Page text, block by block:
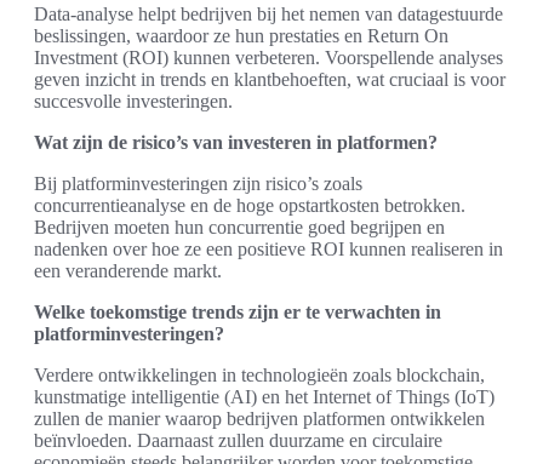
Data-analyse helpt bedrijven bij het nemen van datagestuurde
beslissingen, waardoor ze hun prestaties en Return On
Investment (ROI) kunnen verbeteren. Voorspellende analyses
geven inzicht in trends en klantbehoeften, wat cruciaal is voor
succesvolle investeringen.
Wat zijn de risico’s van investeren in platformen?
Bij platforminvesteringen zijn risico’s zoals
concurrentieanalyse en de hoge opstartkosten betrokken.
Bedrijven moeten hun concurrentie goed begrijpen en
nadenken over hoe ze een positieve ROI kunnen realiseren in
een veranderende markt.
Welke toekomstige trends zijn er te verwachten in
platforminvesteringen?
Verdere ontwikkelingen in technologieën zoals blockchain,
kunstmatige intelligentie (AI) en het Internet of Things (IoT)
zullen de manier waarop bedrijven platformen ontwikkelen
beïnvloeden. Daarnaast zullen duurzame en circulaire